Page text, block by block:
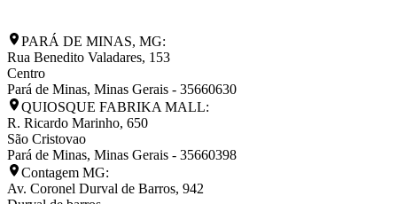
PARÁ DE MINAS, MG:
Rua Benedito Valadares, 153
Centro
Pará de Minas, Minas Gerais - 35660630
QUIOSQUE FABRIKA MALL:
R. Ricardo Marinho, 650
São Cristovao
Pará de Minas, Minas Gerais - 35660398
Contagem MG:
Av. Coronel Durval de Barros, 942